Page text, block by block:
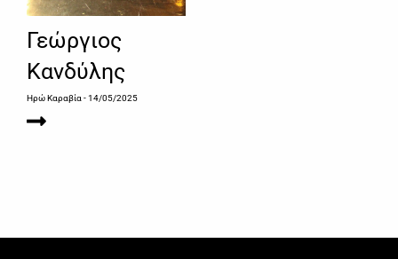
Γεώργιος
Κανδύλης
Ηρώ Καραβία - 14/05/2025